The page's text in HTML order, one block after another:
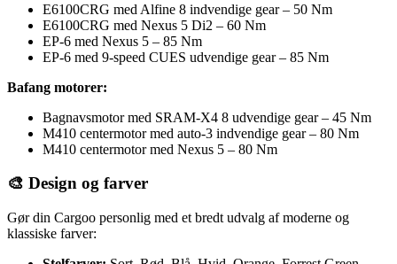
E6100CRG med Alfine 8 indvendige gear – 50 Nm
E6100CRG med Nexus 5 Di2 – 60 Nm
EP-6 med Nexus 5 – 85 Nm
EP-6 med 9-speed CUES udvendige gear – 85 Nm
Bafang motorer:
Bagnavsmotor med SRAM-X4 8 udvendige gear – 45 Nm
M410 centermotor med auto-3 indvendige gear – 80 Nm
M410 centermotor med Nexus 5 – 80 Nm
🎨 Design og farver
Gør din Cargoo personlig med et bredt udvalg af moderne og
klassiske farver: